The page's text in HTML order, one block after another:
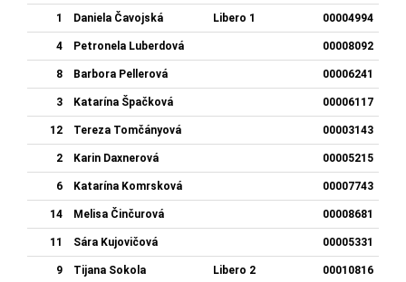
1 Daniela Čavojská Libero 1 00004994
4 Petronela Luberdová 00008092
8 Barbora Pellerová 00006241
3 Katarína Špačková 00006117
12 Tereza Tomčányová 00003143
2 Karin Daxnerová 00005215
6 Katarína Komrsková 00007743
14 Melisa Činčurová 00008681
11 Sára Kujovičová 00005331
9 Tijana Sokola Libero 2 00010816